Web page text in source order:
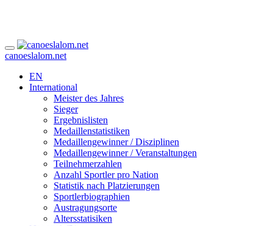
canoeslalom.net
EN
International
Meister des Jahres
Sieger
Ergebnislisten
Medaillenstatistiken
Medaillengewinner / Disziplinen
Medaillengewinner / Veranstaltungen
Teilnehmerzahlen
Anzahl Sportler pro Nation
Statistik nach Platzierungen
Sportlerbiographien
Austragungsorte
Altersstatisiken